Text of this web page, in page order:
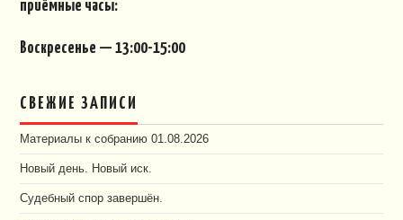
приёмные часы:
Воскресенье — 13:00-15:00
СВЕЖИЕ ЗАПИСИ
Материалы к собранию 01.08.2026
Новый день. Новый иск.
Судебный спор завершён.